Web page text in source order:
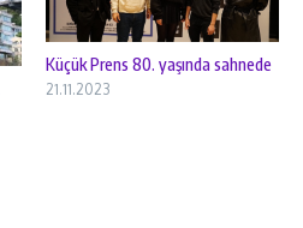
Küçük Prens 80. yaşında sahnede
21.11.2023